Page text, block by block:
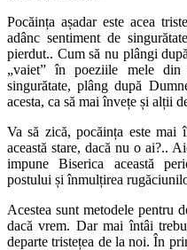
Pocăința așadar este acea
adânc sentiment de
pierdut.. Cum să nu plângi
„vaiet” în poeziile mele din
singurătate, plâng după
acesta, ca să mai învețe și alții
Va să zică, pocăința este mai
această stare, dacă nu o ai?..
impune Biserica această
postului și înmulțirea
Acestea sunt metodele pentru
dacă vrem. Dar mai întâi
departe tristețea de la noi. În